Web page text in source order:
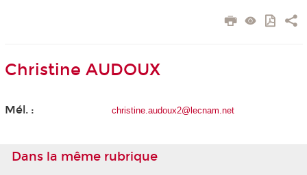
Christine AUDOUX
Mél. : christine.audoux2@lecnam.net
Dans la même rubrique